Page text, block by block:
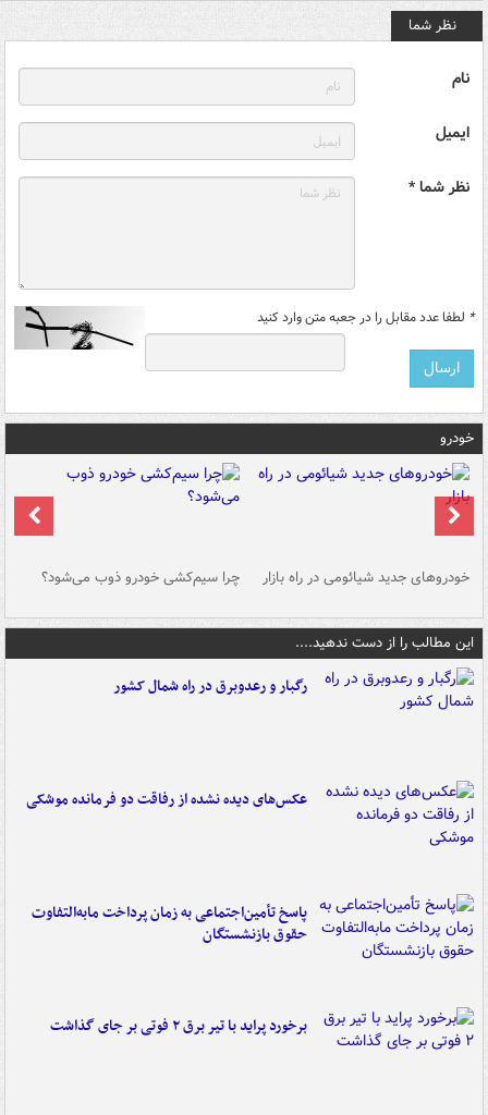
نظر شما
نام
ایمیل
نظر شما *
* لطفا عدد مقابل را در جعبه متن وارد کنید
خودرو
خودروهای جدید شیائومی در راه بازار چرا سیم‌کشی خودرو ذوب می‌شود؟
این مطالب را از دست ندهید....
رگبار و رعدوبرق در راه شمال کشور
عکس‌های دیده نشده از رفاقت دو فرمانده‌ موشکی
پاسخ تأمین‌اجتماعی به زمان پرداخت مابه‌التفاوت
حقوق بازنشستگان
برخورد پراید با تیر برق ۲ فوتی بر جای گذاشت